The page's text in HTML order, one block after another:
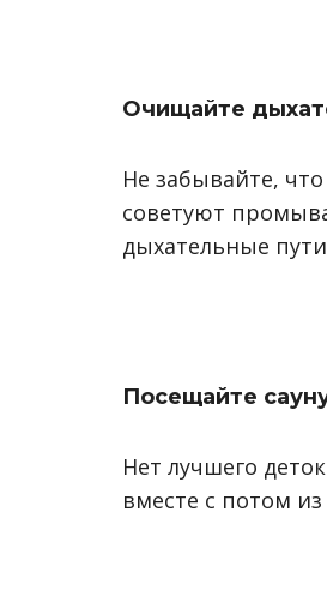
Очищайте
Не забывайте,
советуют
дыхательные
Посещайте
Нет лучшего
вместе с потом